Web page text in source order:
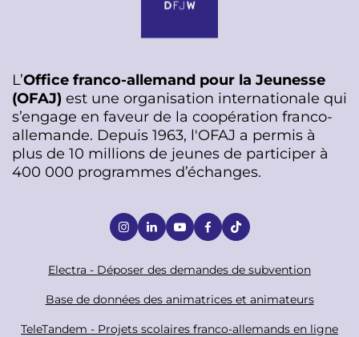
L’Office franco-allemand pour la Jeunesse
(OFAJ) est une organisation internationale qui
s’engage en faveur de la coopération franco-
allemande. Depuis 1963, l'OFAJ a permis à
plus de 10 millions de jeunes de participer à
400 000 programmes d’échanges.
ao
Electra - Déposer des demandes de subvention
Base de données des animatrices et animateurs
TeleTandem - Projets scolaires franco-allemands en ligne